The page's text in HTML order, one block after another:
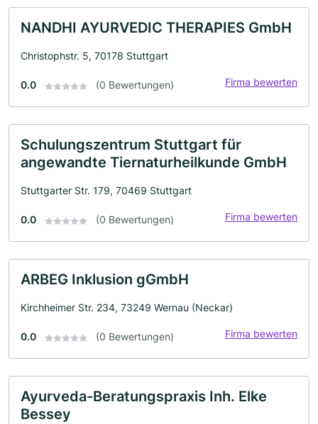
NANDHI AYURVEDIC THERAPIES GmbH
Christophstr. 5, 70178 Stuttgart
0.0 (0 Bewertungen) Firma bewerten
Schulungszentrum Stuttgart für
angewandte Tiernaturheilkunde GmbH
Stuttgarter Str. 179, 70469 Stuttgart
0.0 (0 Bewertungen) Firma bewerten
ARBEG Inklusion gGmbH
Kirchheimer Str. 234, 73249 Wernau (Neckar)
0.0 (0 Bewertungen) Firma bewerten
Ayurveda-Beratungspraxis Inh. Elke
Bessey